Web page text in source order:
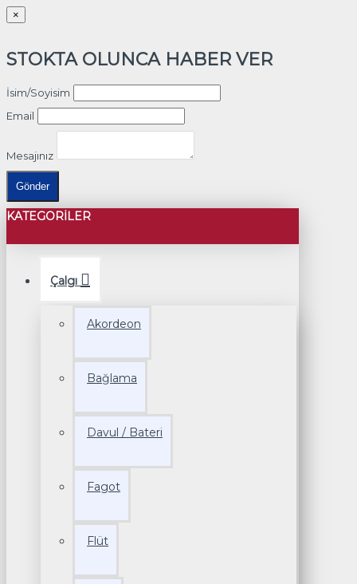
×
STOKTA OLUNCA HABER VER
İsim/Soyisim
Email
Mesajınız
Gönder
KATEGORILER
Çalgı
Akordeon
Bağlama
Davul / Bateri
Fagot
Flüt